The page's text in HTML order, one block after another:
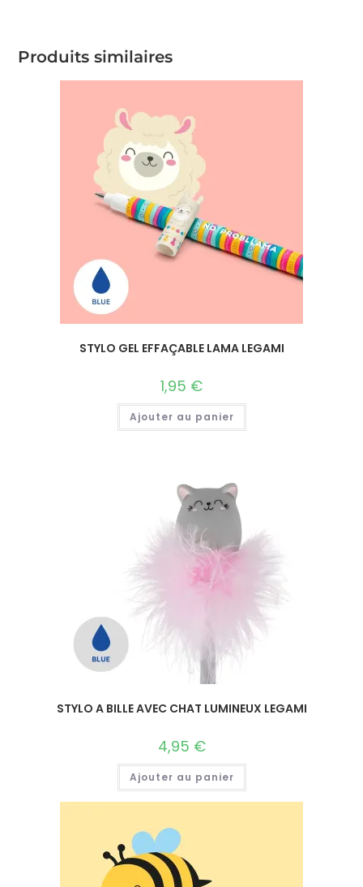
Produits similaires
STYLO GEL EFFAÇABLE LAMA LEGAMI
1,95 €
Ajouter au panier
STYLO A BILLE AVEC CHAT LUMINEUX LEGAMI
4,95 €
Ajouter au panier